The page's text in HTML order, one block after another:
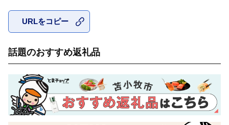
URLをコピー
話題のおすすめ返礼品